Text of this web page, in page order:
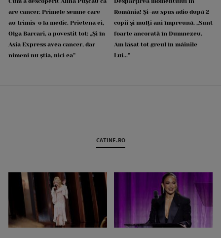
are cancer. Primele semne care
au trimis-o la medic. Prietena ei,
Olga Barcari, a povestit tot: „Și în
Asia Express avea cancer, dar
nimeni nu știa, nici ea”
România! Și-au spus adio după 2
copii și mulți ani împreună. „Sunt
foarte ancorată în Dumnezeu.
Am lăsat tot greul în mâinile
Lui...”
CATINE.RO